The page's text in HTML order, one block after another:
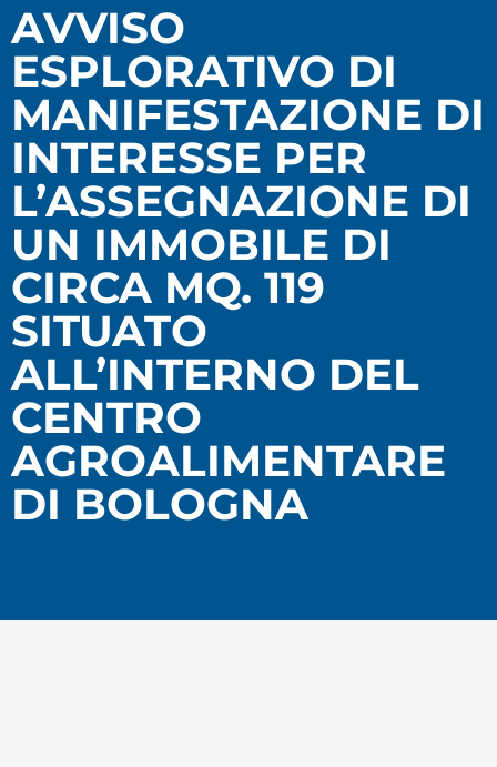
AVVISO
ESPLORATIVO DI
MANIFESTAZIONE DI
INTERESSE PER
L’ASSEGNAZIONE DI
UN IMMOBILE DI
CIRCA MQ. 119
SITUATO
ALL’INTERNO DEL
CENTRO
AGROALIMENTARE
DI BOLOGNA